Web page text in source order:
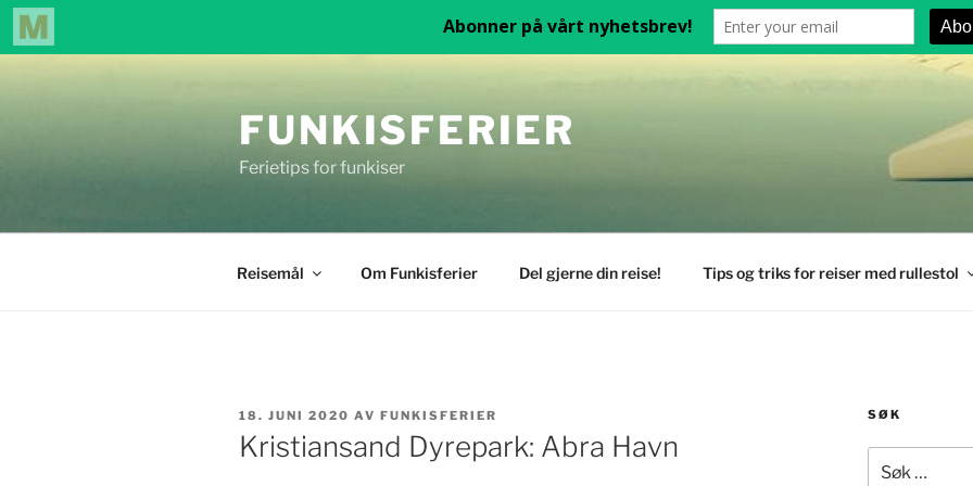
FUNKISFERIER
Ferietips for funkiser
Reisemål Om Funkisferier Del gjerne din reise! Tips og triks for reiser med rullestol
PUBLISERT
18. JUNI 2020 AV FUNKISFERIER
Kristiansand Dyrepark: Abra Havn
SØK
etter: